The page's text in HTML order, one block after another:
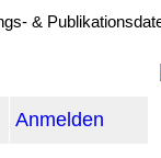
&
Anmelden